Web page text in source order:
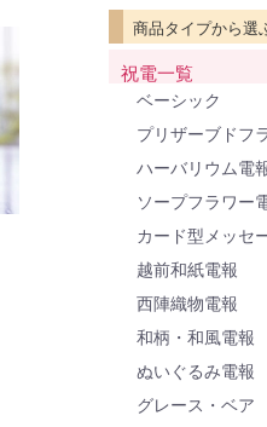
商品タイプから選
祝電一覧
ベーシック
プリザーブドフ
ハーバリウム電
ソープフラワー
カード型メッセ
越前和紙電報
西陣織物電報
和柄・和風電報
ぬいぐるみ電報
グレース・ベア